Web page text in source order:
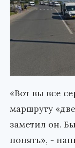
«Вот вы все
маршруту
заметил он.
понять», -